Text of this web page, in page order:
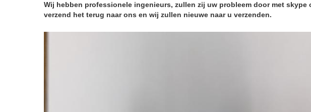
Wij hebben professionele ingenieurs, zullen zij uw probleem door met
verzend het terug naar ons en wij zullen nieuwe naar u verzenden.